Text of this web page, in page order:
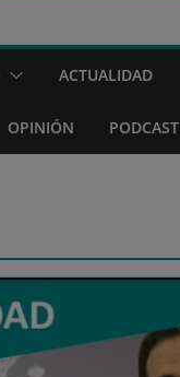
ACTUALIDAD
OPINIÓN PODCAST